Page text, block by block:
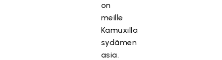
on
meille
Kamuxilla
sydämen
asia.